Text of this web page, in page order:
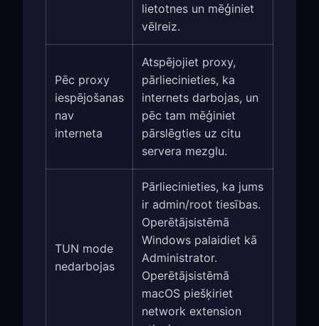
lietotnes un mēģiniet
vēlreiz.
Pēc proxy
iespējošanas
nav
interneta
Atspējojiet proxy,
pārliecinieties, ka
internets darbojas, un
pēc tam mēģiniet
pārslēgties uz citu
servera mezglu.
TUN mode
nedarbojas
Pārliecinieties, ka jums
ir admin/root tiesības.
Operētājsistēmā
Windows palaidiet kā
Administrator.
Operētājsistēmā
macOS piešķiriet
network extension